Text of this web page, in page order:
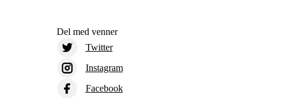
Del med venner
Twitter
Instagram
Facebook